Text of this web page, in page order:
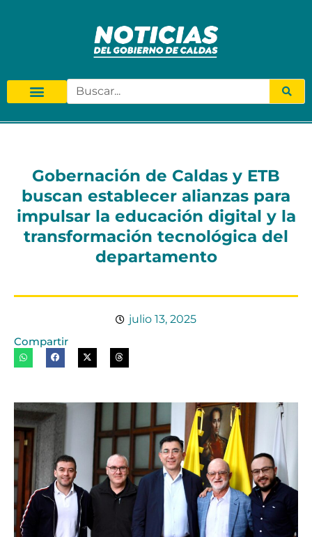
Gobernación de Caldas y ETB
buscan establecer alianzas para
impulsar la educación digital y la
transformación tecnológica del
departamento
julio 13, 2025
Compartir